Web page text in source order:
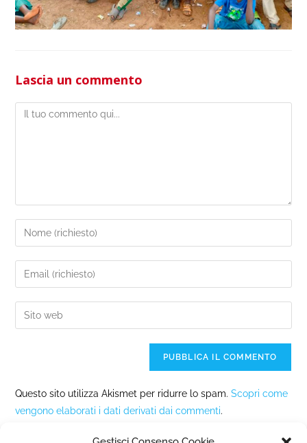
Lascia un commento
Questo sito utilizza Akismet per ridurre lo spam.Scopri come
vengono elaborati i dati derivati dai commenti.